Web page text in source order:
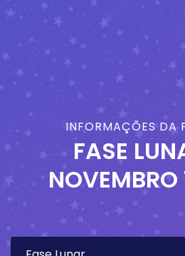
INFORMAÇÕES DA
FASE